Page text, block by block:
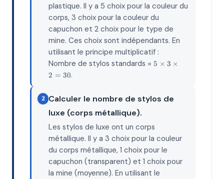
plastique. Il y a 5 choix pour la couleur du
corps, 3 choix pour la couleur du
capuchon et 2 choix pour le type de
mine. Ces choix sont indépendants. En
utilisant le principe multiplicatif :
Nombre de stylos standards =5
2
5 × 3 ×
2 = 30.
2 Calculer le nombre de stylos de
luxe (corps métallique).
Les stylos de luxe ont un corps
métallique. Il y a 3 choix pour la couleur
du corps métallique, 1 choix pour le
capuchon (transparent) et 1 choix pour
la mine (moyenne). En utilisant le